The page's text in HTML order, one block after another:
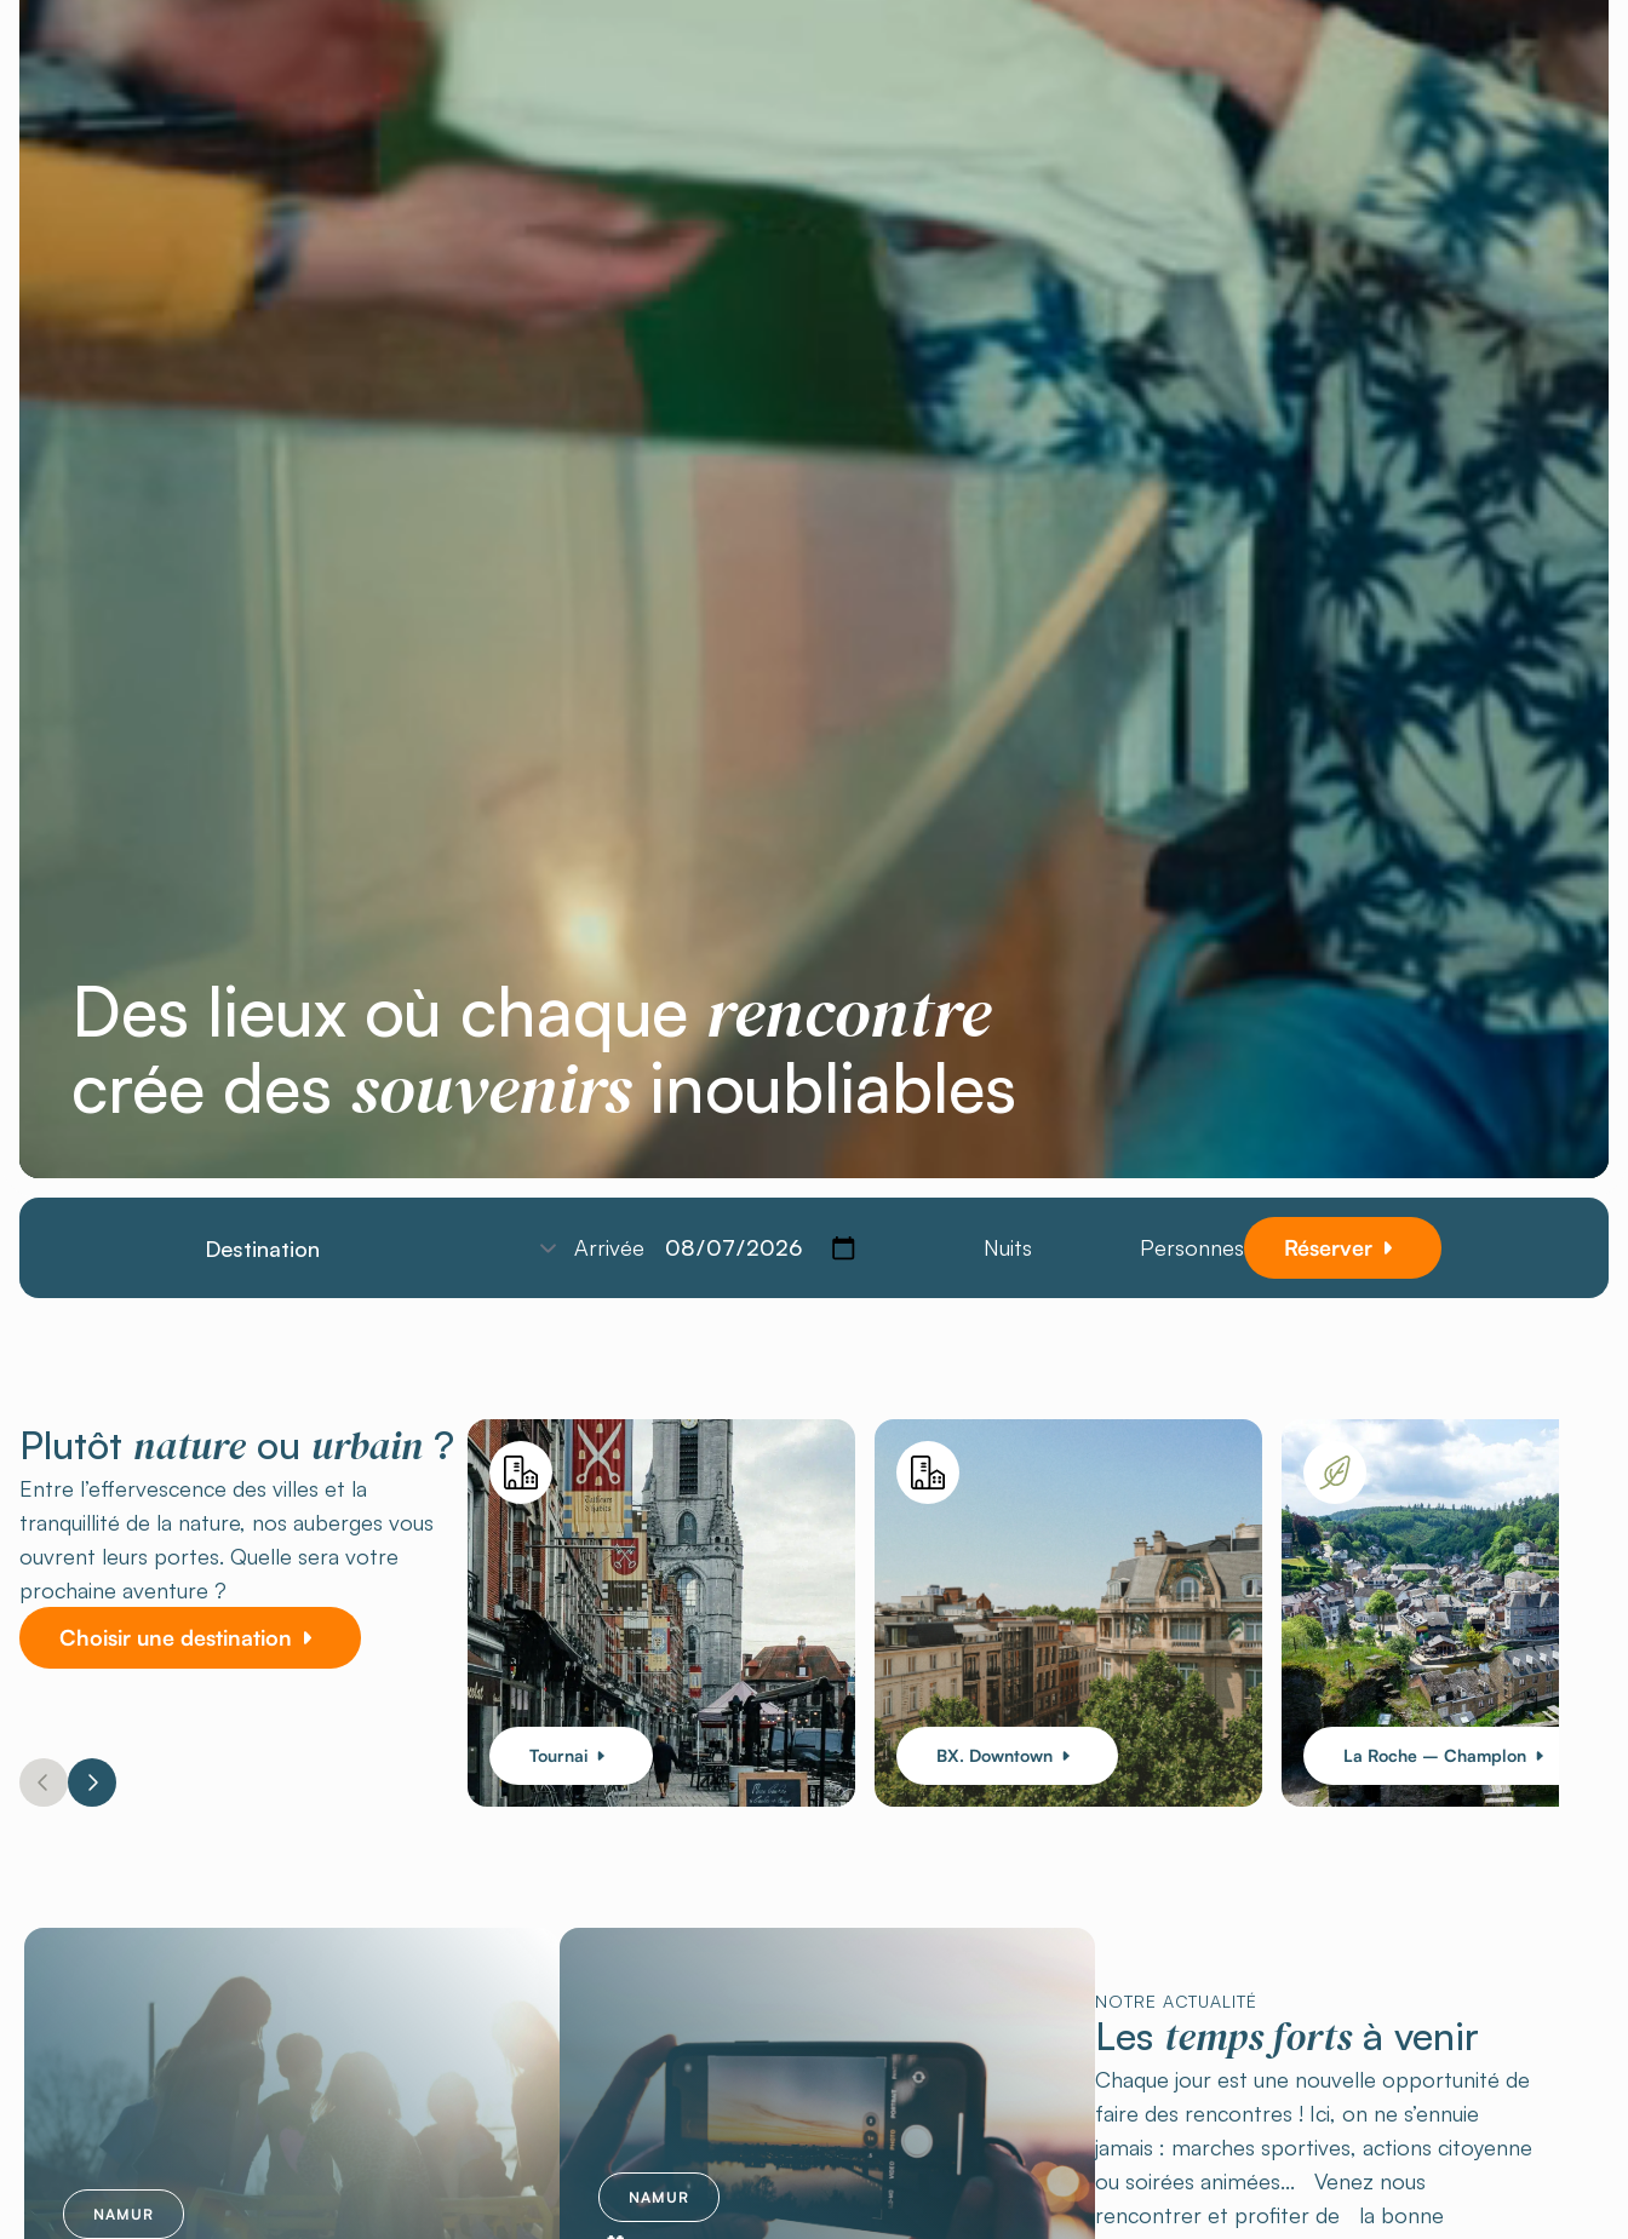
Des lieux où chaquerencontre
crée des souvenirsinoubliables
Arrivée Nuits Personnes Réserver
Plutôt nature ou urbain ?
Entre l’effervescence des villes et la
tranquillité de la nature, nos auberges vous
ouvrent leurs portes. Quelle sera votre
prochaine aventure ?
Choisir une destination
Tournai BX. Downtown La Roche – Champlon
NAMUR
NAMUR
NOTRE ACTUALITÉ
Les temps fortsà venir
Chaque jour est une nouvelle opportunité de
faire des rencontres ! Ici, on ne s’ennuie
jamais : marches sportives, actions citoyenne
ou soirées animées... Venez nous
rencontrer et profiter de la bonne